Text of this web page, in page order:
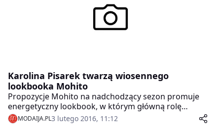
Karolina Pisarek twarzą wiosennego
lookbooka Mohito
Propozycje Mohito na nadchodzący sezon promuje
energetyczny lookbook, w którym główną rolę
odgrywają nasycone, wiosenne kolory oraz
przykuwające wzrok nadruki. Stworzone w oparciu o
MODAIJA.PL3 lutego 2016, 11:12